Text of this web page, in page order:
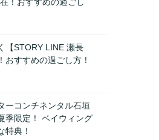
【STORY LINE 瀬長
おすすめの過ごし方！
ーコンチネンタル石垣
季限定！ ベイウィング
特典！